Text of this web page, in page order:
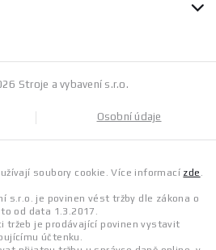
Stroje a vybavení s.r.o.
Osobní údaje
soubory cookie. Více informací zde .
s.r.o. je povinen vést tržby dle zákona o
to od data 1.3.2017.
tržeb je prodávající povinen vystavit
účtenku.